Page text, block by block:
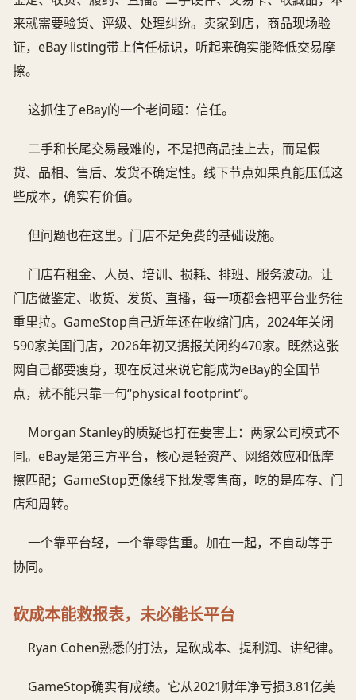
来就需要验货、评级、处理纠纷。卖家到店，商品现场验
证，eBay listing带上信任标识，听起来确实能降低交易摩
擦。
这抓住了eBay的一个老问题：信任。
二手和长尾交易最难的，不是把商品挂上去，而是假
货、品相、售后、发货不确定性。线下节点如果真能压低这
些成本，确实有价值。
但问题也在这里。门店不是免费的基础设施。
门店有租金、人员、培训、损耗、排班、服务波动。让
门店做鉴定、收货、发货、直播，每一项都会把平台业务往
重里拉。GameStop自己近年还在收缩门店，2024年关闭
590家美国门店，2026年初又据报关闭约470家。既然这张
网自己都要瘦身，现在反过来说它能成为eBay的全国节
点，就不能只靠一句“physical footprint”。
Morgan Stanley的质疑也打在要害上：两家公司模式不
同。eBay是第三方平台，核心是轻资产、网络效应和低摩
擦匹配；GameStop更像线下批发零售商，吃的是库存、门
店和周转。
一个靠平台轻，一个靠零售重。加在一起，不自动等于
协同。
砍成本能救报表，未必能长平台
Ryan Cohen熟悉的打法，是砍成本、提利润、讲纪律。
GameStop确实有成绩。它从2021财年净亏损3.81亿美